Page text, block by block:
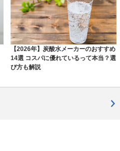
【2026年】炭酸水メーカーのおすすめ
14選 コスパに優れているって本当？選
び方も解説